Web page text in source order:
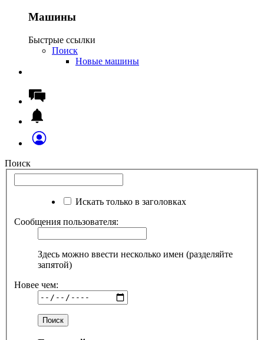
Машины
Быстрые ссылки
Поиск
Новые машины
Поиск
Искать только в заголовках
Сообщения пользователя:
Здесь можно ввести несколько имен (разделяйте
запятой)
Новее чем: